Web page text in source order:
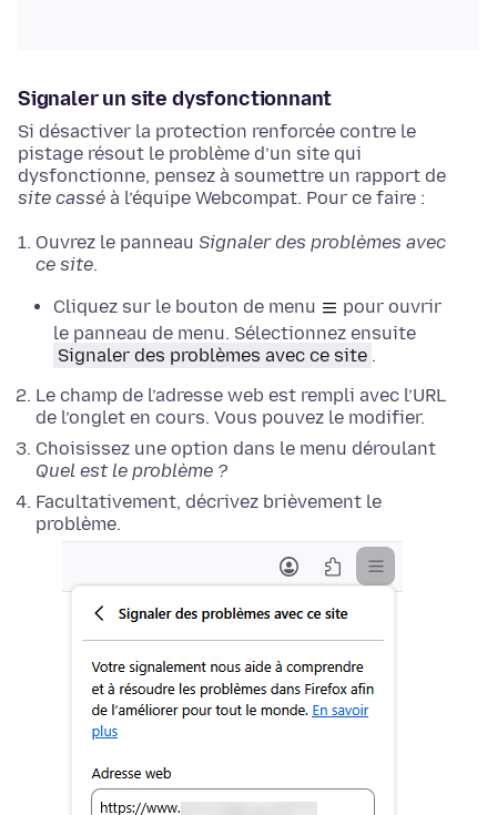
Signaler un site dysfonctionnant
Si désactiver la protection renforcée contre le
pistage résout le problème d’un site qui
dysfonctionne, pensez à soumettre un rapport de
site cassé à l’équipe Webcompat. Pour ce faire :
Ouvrez le panneau Signaler des problèmes avec
ce site.
Cliquez sur le bouton de menu
pour ouvrir
le panneau de menu. Sélectionnez ensuite
Signaler des problèmes avec ce site .
Le champ de l’adresse web est rempli avec l’URL
de l’onglet en cours. Vous pouvez le modifier.
Choisissez une option dans le menu déroulant
Quel est le problème ?
Facultativement, décrivez brièvement le
problème.